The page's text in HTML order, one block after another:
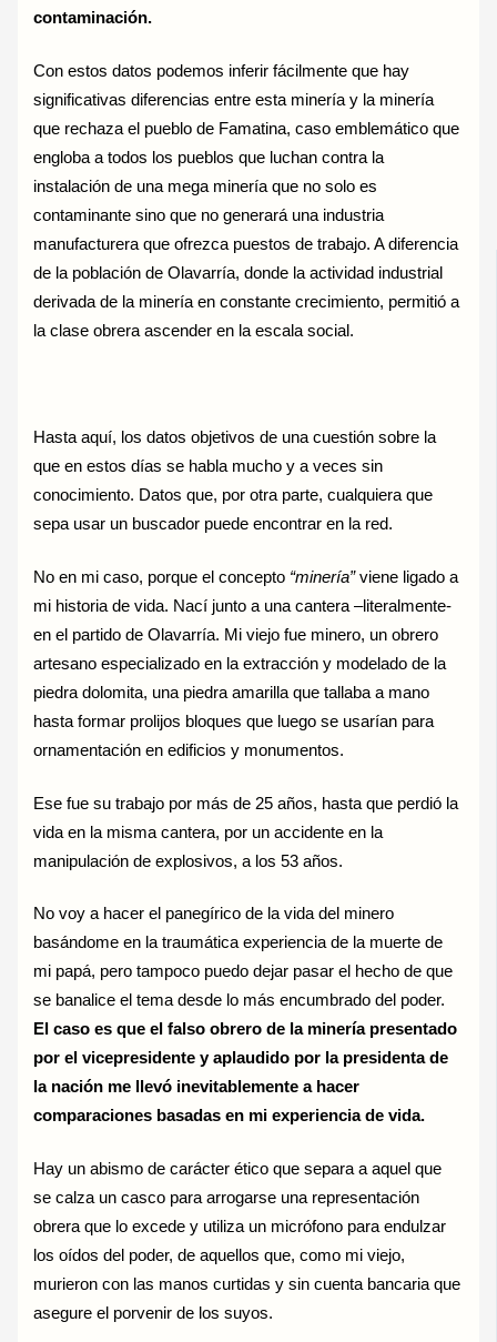
contaminación.
Con estos datos podemos inferir fácilmente que hay
significativas diferencias entre esta minería y la minería
que rechaza el pueblo de Famatina, caso emblemático que
engloba a todos los pueblos que luchan contra la
instalación de una mega minería que no solo es
contaminante sino que no generará una industria
manufacturera que ofrezca puestos de trabajo. A diferencia
de la población de Olavarría, donde la actividad industrial
derivada de la minería en constante crecimiento, permitió a
la clase obrera ascender en la escala social.
Hasta aquí, los datos objetivos de una cuestión sobre la
que en estos días se habla mucho y a veces sin
conocimiento. Datos que, por otra parte, cualquiera que
sepa usar un buscador puede encontrar en la red.
No en mi caso, porque el concepto “minería”viene ligado a
mi historia de vida. Nací junto a una cantera –literalmente-
en el partido de Olavarría. Mi viejo fue minero, un obrero
artesano especializado en la extracción y modelado de la
piedra dolomita, una piedra amarilla que tallaba a mano
hasta formar prolijos bloques que luego se usarían para
ornamentación en edificios y monumentos.
Ese fue su trabajo por más de 25 años, hasta que perdió la
vida en la misma cantera, por un accidente en la
manipulación de explosivos, a los 53 años.
No voy a hacer el panegírico de la vida del minero
basándome en la traumática experiencia de la muerte de
mi papá, pero tampoco puedo dejar pasar el hecho de que
se banalice el tema desde lo más encumbrado del poder.
El caso es que el falso obrero de la minería presentado
por el vicepresidente y aplaudido por la presidenta de
la nación me llevó inevitablemente a hacer
comparaciones basadas en mi experiencia de vida.
Hay un abismo de carácter ético que separa a aquel que
se calza un casco para arrogarse una representación
obrera que lo excede y utiliza un micrófono para endulzar
los oídos del poder, de aquellos que, como mi viejo,
murieron con las manos curtidas y sin cuenta bancaria que
asegure el porvenir de los suyos.